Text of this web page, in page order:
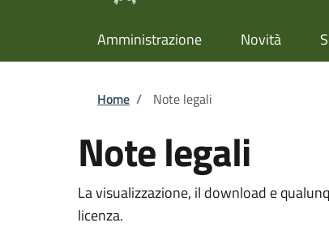
Amministrazione Novità
Briciole di pane
Home / Note legali
Note legali
La visualizzazione, il download e
licenza.